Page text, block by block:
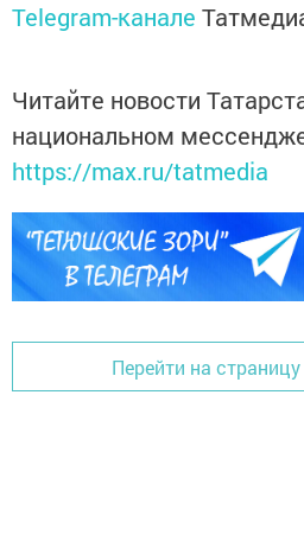
Telegram-канале
Читайте новости
национальном
https://max.ru/tatmedia
Перейти на